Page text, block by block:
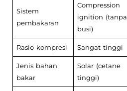
Sistem
pembakaran
Compression
ignition (tanpa
busi)
Rasio kompresi Sangat tinggi
Jenis bahan
bakar
Solar (cetane
tinggi)